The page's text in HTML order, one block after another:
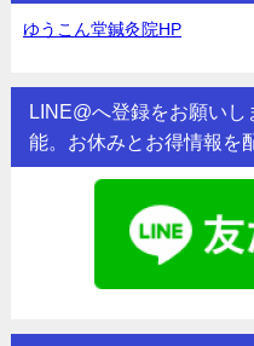
ゆうこん堂鍼灸院HP
LINE@へ登録をお願い
能。お休みとお得情報を